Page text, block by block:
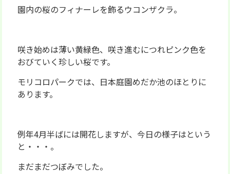
園内の桜のフィナーレを飾るウコンザクラ。
咲き始めは薄い黄緑色、咲き進むにつれピンク色を
おびていく珍しい桜です。
モリコロパークでは、日本庭園めだか池のほとりに
あります。
例年4月半ばには開花しますが、今日の様子はという
と・・・。
まだまだつぼみでした。